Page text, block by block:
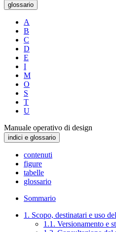
glossario
A
B
C
D
E
I
M
O
S
T
U
Manuale operativo di design
indici e glossario
contenuti
figure
tabelle
glossario
Sommario
1. Scopo, destinatari e uso
1.1. Versionamento e